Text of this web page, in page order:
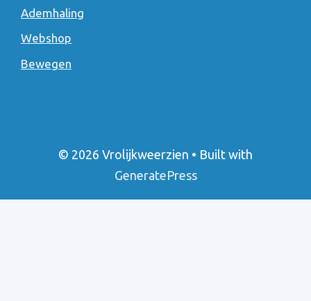
Ademhaling
Webshop
Bewegen
© 2026 Vrolijkweerzien • Built with
GeneratePress